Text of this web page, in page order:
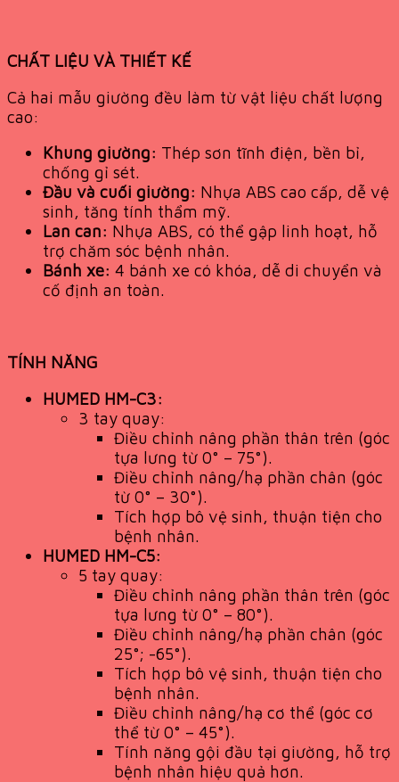
CHẤT LIỆU VÀ THIẾT KẾ
Cả hai mẫu giường đều làm từ vật liệu chất lượng
cao:
Khung giường: Thép sơn tĩnh điện, bền bỉ,
chống gỉ sét.
Đầu và cuối giường: Nhựa ABS cao cấp, dễ vệ
sinh, tăng tính thẩm mỹ.
Lan can: Nhựa ABS, có thể gập linh hoạt, hỗ
trợ chăm sóc bệnh nhân.
Bánh xe: 4 bánh xe có khóa, dễ di chuyển và
cố định an toàn.
TÍNH NĂNG
HUMED HM-C3:
3 tay quay:
Điều chỉnh nâng phần thân trên (góc
tựa lưng từ 0° – 75°).
Điều chỉnh nâng/hạ phần chân (góc
từ 0° – 30°).
Tích hợp bô vệ sinh, thuận tiện cho
bệnh nhân.
HUMED HM-C5:
5 tay quay:
Điều chỉnh nâng phần thân trên (góc
tựa lưng từ 0° – 80°).
Điều chỉnh nâng/hạ phần chân (góc
25°; -65°).
Tích hợp bô vệ sinh, thuận tiện cho
bệnh nhân.
Điều chỉnh nâng/hạ cơ thể (góc cơ
thể từ 0° – 45°).
Tính năng gội đầu tại giường, hỗ trợ
bệnh nhân hiệu quả hơn.